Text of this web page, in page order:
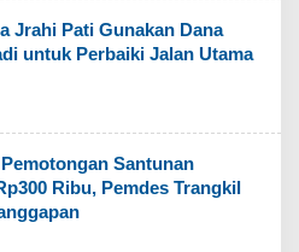
Jrahi Pati Gunakan Dana
untuk Perbaiki Jalan Utama
Santunan
Ribu, Pemdes Trangkil